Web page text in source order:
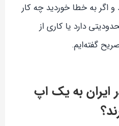
اگر به خطا خوردید چه کار
دارد یا کاری از
گفته‌ایم.
ایران به یک اپ